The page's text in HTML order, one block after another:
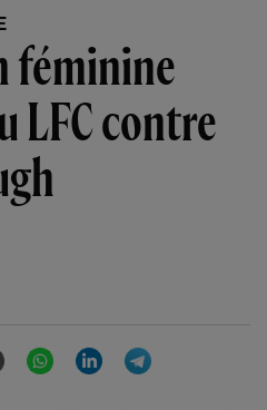
féminine
LFC contre
Email WhatsAppLinkedIn